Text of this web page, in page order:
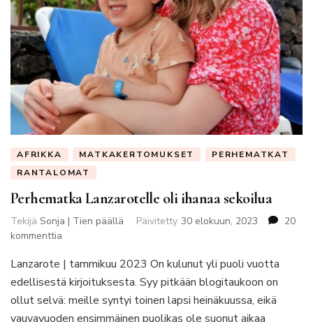
AFRIKKA MATKAKERTOMUKSET
PERHEMATKAT
RANTALOMAT
Perhematka Lanzarotelle oli ihanaa sekoilua
Tekijä Sonja | Tien päällä Päivitetty 30 elokuun, 2023
20
kommenttia
Lanzarotelle
oli
ihanaa
sekoilua
Lanzarote | tammikuu 2023 On kulunut yli puoli vuotta
edellisestä kirjoituksesta. Syy pitkään blogitaukoon on
ollut selvä: meille syntyi toinen lapsi heinäkuussa, eikä
vauvavuoden ensimmäinen puolikas ole suonut aikaa